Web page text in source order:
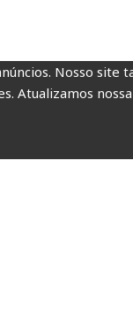
Nosso
Atualizamos